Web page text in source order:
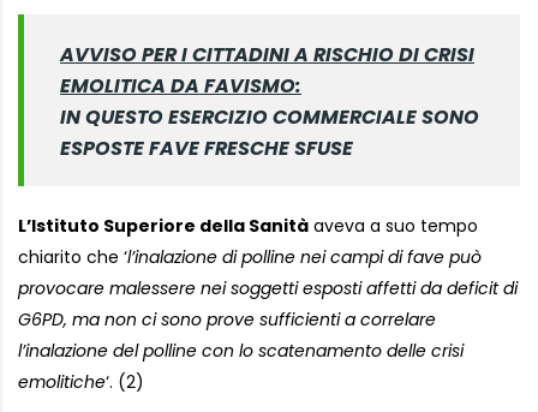
AVVISO PER I CITTADINI A RISCHIO DI CRISI
EMOLITICA DA FAVISMO:
IN QUESTO ESERCIZIO COMMERCIALE SONO
ESPOSTE FAVE FRESCHE SFUSE
L’Istituto Superiore della Sanità aveva a suo tempo
chiarito che ‘l’inalazione di polline nei campi di fave può
provocare malessere nei soggetti esposti affetti da deficit di
G6PD, ma non ci sono prove sufficienti a correlare
l’inalazione del polline con lo scatenamento delle crisi
emolitiche‘. (2)